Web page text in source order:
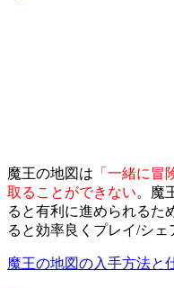
魔王の地図は 「一緒に
取ることができない。魔
ると有利に進められるた
ると効率良くプレイ/シェ
魔王の地図の入手方法と